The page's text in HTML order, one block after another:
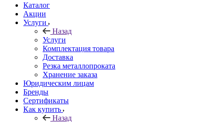
Каталог
Акции
Услуги
Назад
Услуги
Комплектация товара
Доставка
Резка металлопроката
Хранение заказа
Юридическим лицам
Бренды
Сертификаты
Как купить
Назад